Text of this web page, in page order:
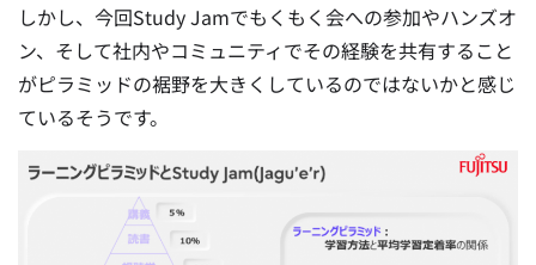
しかし、今回Study Jamでもくもく会への参加やハンズオ
ン、そして社内やコミュニティでその経験を共有すること
がピラミッドの裾野を大きくしているのではないかと感じ
ているそうです。